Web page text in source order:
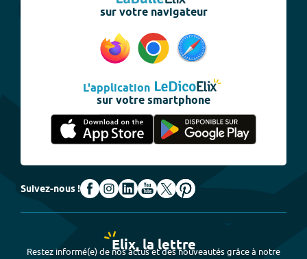
sur votre navigateur
L'application
sur votre smartphone
Suivez-nous !
Elix, la lettre
Restez informé(e) de nos actus et des nouveautés grâce à notre